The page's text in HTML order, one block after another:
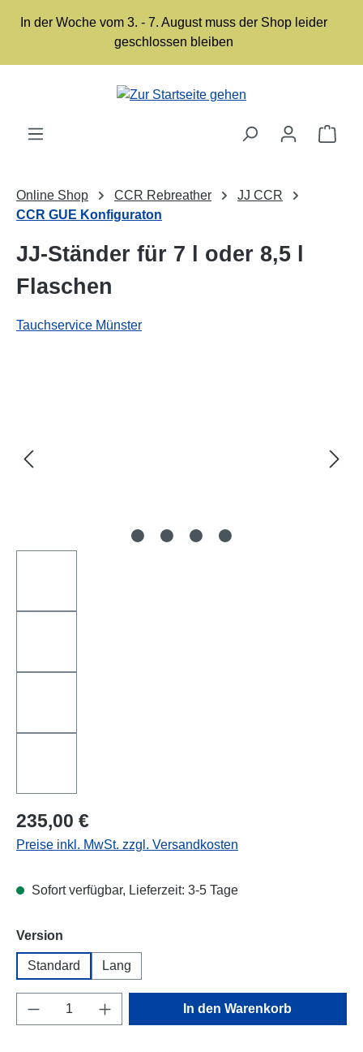
Zum Hauptinhalt springen
In der Woche vom 3. - 7. August muss der Shop leider
geschlossen bleiben
Online Shop CCR Rebreather
JJ CCR
CCR GUE Konfiguraton
JJ-Ständer für 7 l oder 8,5 l
Flaschen
Tauchservice Münster
Regulärer Preis:
235,00 €
Preise inkl. MwSt. zzgl. Versandkosten
Sofort verfügbar, Lieferzeit: 3-5 Tage
Version
Standard Lang
Produkt Anzahl: Gib den gewünschten
In den Warenkorb